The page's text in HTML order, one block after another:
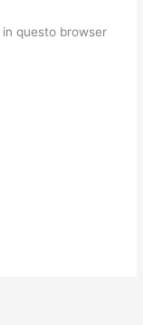
questo browser